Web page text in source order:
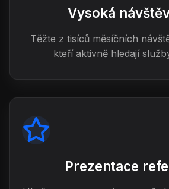
Vysoká
Těžte z tisíců měsíčních
kteří aktivně hledají
Prezentace